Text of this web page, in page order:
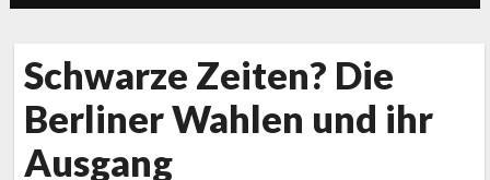
Schwarze Zeiten? Die
Berliner Wahlen und ihr
Ausgang